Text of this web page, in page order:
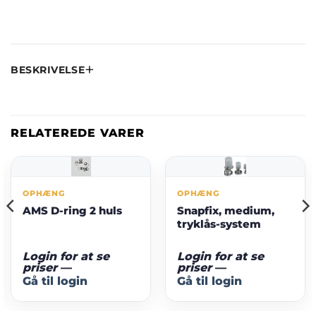
BESKRIVELSE
RELATEREDE VARER
OPHÆNG
AMS D-ring 2 huls
Login for at se
priser—
Gå til login
OPHÆNG
Snapfix, medium,
tryklås-system
Login for at se
priser—
Gå til login